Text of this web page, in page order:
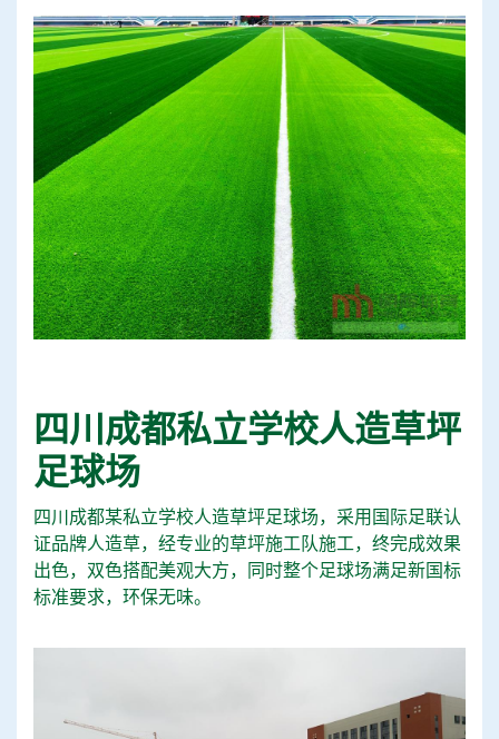
四川成都私立学校人造草坪
足球场
四川成都某私立学校人造草坪足球场，采用国际足联认
证品牌人造草，经专业的草坪施工队施工，终完成效果
出色，双色搭配美观大方，同时整个足球场满足新国标
标准要求，环保无味。